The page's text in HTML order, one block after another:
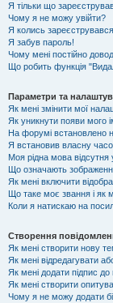
Я тільки що
Чому я не можу увійти?
Я колись
Я забув пароль!
Чому мені постійно
Що робить функція
Параметри та
Як мені змінити мої
Як уникнути появи мого
На форумі встановлено
Я встановив власну
Моя рідна мова відсутня
Що означають
Як мені включити
Що таке моє звання і як
Коли я натискаю на
Створення
Як мені створити нову
Як мені відредагувати
Як мені додати підпис
Як мені створити
Чому я не можу додати